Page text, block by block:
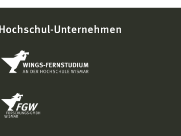
Hochschul-Unternehmen